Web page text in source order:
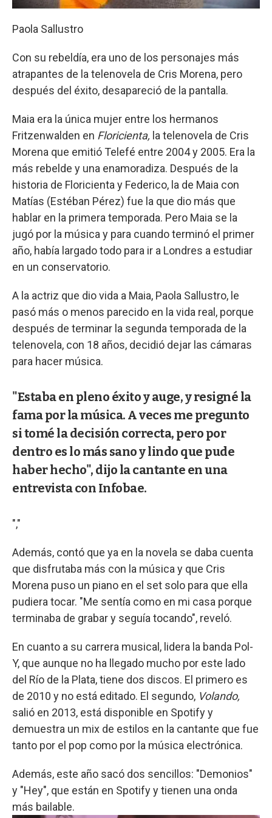
Paola Sallustro
Con su rebeldía, era uno de los personajes más
atrapantes de la telenovela de Cris Morena, pero
después del éxito, desapareció de la pantalla.
Maia era la única mujer entre los hermanos
Fritzenwalden en Floricienta, la telenovela de Cris
Morena que emitió Telefé entre 2004 y 2005. Era la
más rebelde y una enamoradiza. Después de la
historia de Floricienta y Federico, la de Maia con
Matías (Estéban Pérez) fue la que dio más que
hablar en la primera temporada. Pero Maia se la
jugó por la música y para cuando terminó el primer
año, había largado todo para ir a Londres a estudiar
en un conservatorio.
A la actriz que dio vida a Maia, Paola Sallustro, le
pasó más o menos parecido en la vida real, porque
después de terminar la segunda temporada de la
telenovela, con 18 años, decidió dejar las cámaras
para hacer música.
"Estaba en pleno éxito y auge, y resigné la
fama por la música. A veces me pregunto
si tomé la decisión correcta, pero por
dentro es lo más sano y lindo que pude
haber hecho", dijo la cantante en una
entrevista con Infobae.
","
Además, contó que ya en la novela se daba cuenta
que disfrutaba más con la música y que Cris
Morena puso un piano en el set solo para que ella
pudiera tocar. "Me sentía como en mi casa porque
terminaba de grabar y seguía tocando", reveló.
En cuanto a su carrera musical, lidera la banda Pol-
Y, que aunque no ha llegado mucho por este lado
del Río de la Plata, tiene dos discos. El primero es
de 2010 y no está editado. El segundo, Volando,
salió en 2013, está disponible en Spotify y
demuestra un mix de estilos en la cantante que fue
tanto por el pop como por la música electrónica.
Además, este año sacó dos sencillos: "Demonios"
y "Hey", que están en Spotify y tienen una onda
más bailable.